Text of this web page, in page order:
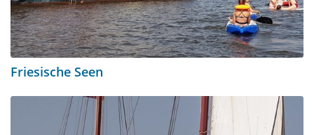
Friesische Seen